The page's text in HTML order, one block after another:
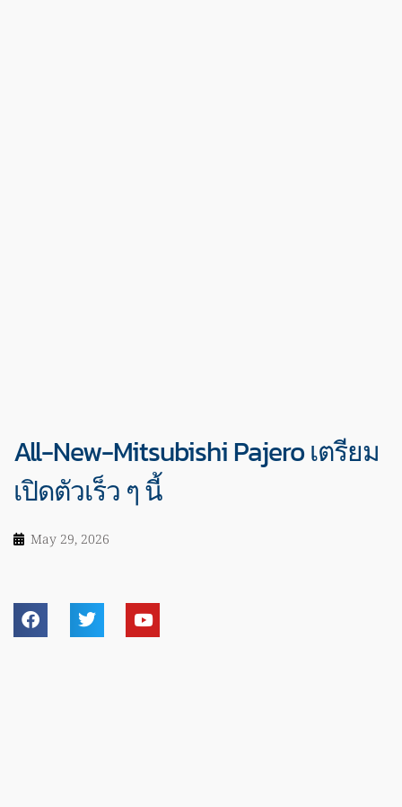
All-New-Mitsubishi Pajero เตรียม
เปิดตัวเร็ว ๆ นี้
May 29, 2026